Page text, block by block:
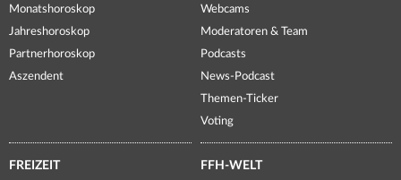
Monatshoroskop
Jahreshoroskop
Partnerhoroskop
Aszendent
Webcams
Moderatoren & Team
Podcasts
News-Podcast
Themen-Ticker
Voting
FREIZEIT FFH-WELT